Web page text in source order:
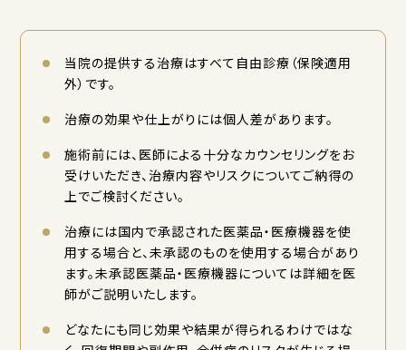
当院の提供する治療はすべて自由診療（保険適用
外）です。
治療の効果や仕上がりには個人差があります。
施術前には、医師による十分なカウンセリングをお
受けいただき、治療内容やリスクについてご納得の
上でご検討ください。
治療には国内で承認された医薬品・医療機器を使
用する場合と、未承認のものを使用する場合があり
ます。未承認医薬品・医療機器については詳細を医
師がご説明いたします。
どなたにも同じ効果や結果が得られるわけではな